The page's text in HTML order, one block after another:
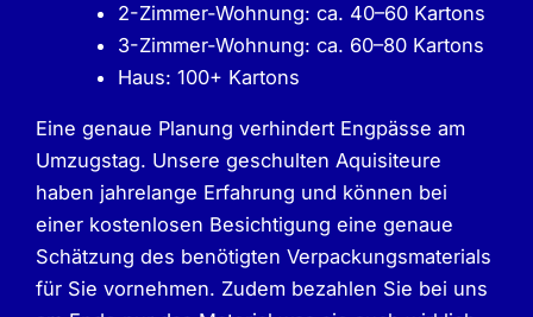
2-Zimmer-Wohnung: ca. 40–60 Kartons
3-Zimmer-Wohnung: ca. 60–80 Kartons
Haus: 100+ Kartons
Eine genaue Planung verhindert Engpässe am
Umzugstag. Unsere geschulten Aquisiteure
haben jahrelange Erfahrung und können bei
einer kostenlosen Besichtigung eine genaue
Schätzung des benötigten Verpackungsmaterials
für Sie vornehmen. Zudem bezahlen Sie bei uns